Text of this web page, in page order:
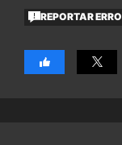
REPORTAR ERRO